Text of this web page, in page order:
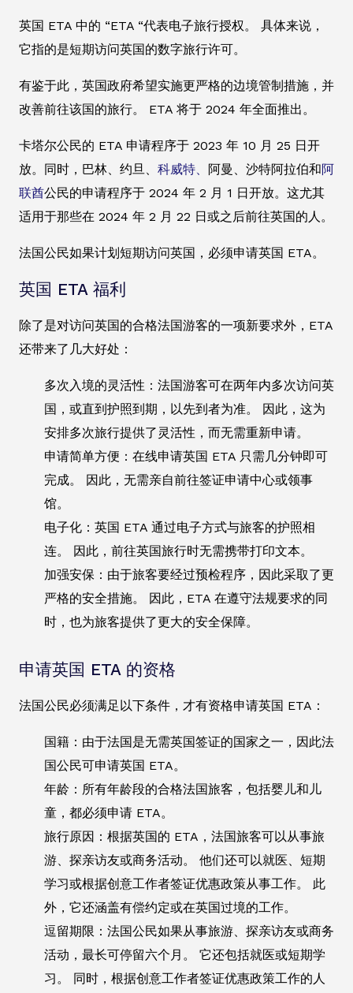
英国 ETA 中的 “ETA “代表电子旅行授权。 具体来说，
它指的是短期访问英国的数字旅行许可。
有鉴于此，英国政府希望实施更严格的边境管制措施，并
改善前往该国的旅行。 ETA 将于 2024 年全面推出。
卡塔尔公民的 ETA 申请程序于 2023 年 10 月 25 日开
放。同时，巴林、约旦、 科威特、 阿曼、沙特阿拉伯和阿
联酋公民的申请程序于 2024 年 2 月 1 日开放。这尤其
适用于那些在 2024 年 2 月 22 日或之后前往英国的人。
法国公民如果计划短期访问英国，必须申请英国 ETA。
英国 ETA 福利
除了是对访问英国的合格法国游客的一项新要求外，ETA
还带来了几大好处：
多次入境的灵活性：法国游客可在两年内多次访问英
国，或直到护照到期，以先到者为准。 因此，这为
安排多次旅行提供了灵活性，而无需重新申请。
申请简单方便：在线申请英国 ETA 只需几分钟即可
完成。 因此，无需亲自前往签证申请中心或领事
馆。
电子化：英国 ETA 通过电子方式与旅客的护照相
连。 因此，前往英国旅行时无需携带打印文本。
加强安保：由于旅客要经过预检程序，因此采取了更
严格的安全措施。 因此，ETA 在遵守法规要求的同
时，也为旅客提供了更大的安全保障。
申请英国 ETA 的资格
法国公民必须满足以下条件，才有资格申请英国 ETA：
国籍：由于法国是无需英国签证的国家之一，因此法
国公民可申请英国 ETA。
年龄：所有年龄段的合格法国旅客，包括婴儿和儿
童，都必须申请 ETA。
旅行原因：根据英国的 ETA，法国旅客可以从事旅
游、探亲访友或商务活动。 他们还可以就医、短期
学习或根据创意工作者签证优惠政策从事工作。 此
外，它还涵盖有偿约定或在英国过境的工作。
逗留期限：法国公民如果从事旅游、探亲访友或商务
活动，最长可停留六个月。 它还包括就医或短期学
习。 同时，根据创意工作者签证优惠政策工作的人